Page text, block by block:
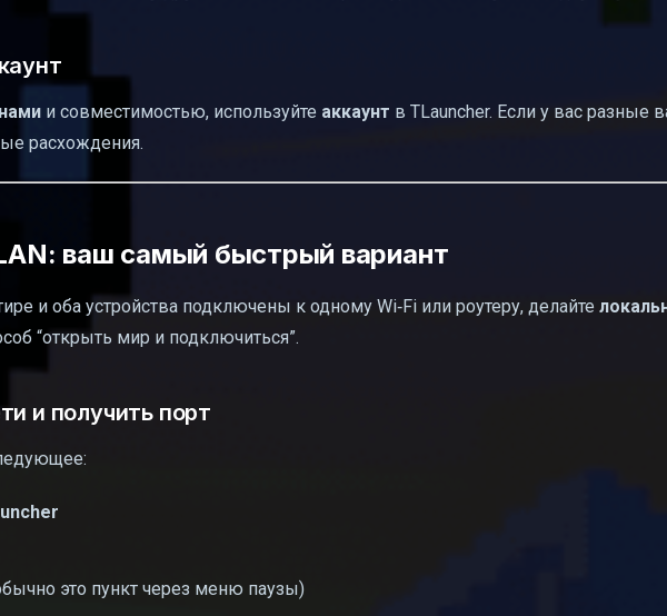
и совместимостью, используйте аккаунт в TLauncher. Если у вас разные
расхождения.
ваш самый быстрый вариант
и оба устройства подключены к одному Wi‑Fi или роутеру, делайте
“открыть мир и подключиться”.
и получить порт
это пункт через меню паузы)